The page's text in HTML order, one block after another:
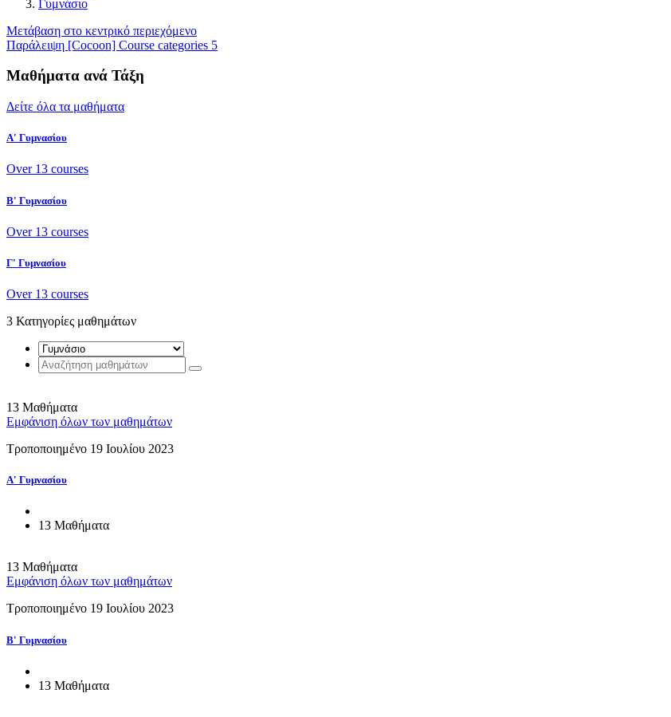
Γυμνάσιο
Μετάβαση στο κεντρικό περιεχόμενο
Παράλειψη [Cocoon] Course categories 5
Μαθήματα ανά Τάξη
Δείτε όλα τα μαθήματα
Α' Γυμνασίου
Over 13 courses
Β' Γυμνασίου
Over 13 courses
Γ' Γυμνασίου
Over 13 courses
3 Κατηγορίες μαθημάτων
13 Μαθήματα
Εμφάνιση όλων των μαθημάτων
Τροποποιημένο 19 Ιουλίου 2023
Α' Γυμνασίου
13 Μαθήματα
13 Μαθήματα
Εμφάνιση όλων των μαθημάτων
Τροποποιημένο 19 Ιουλίου 2023
Β' Γυμνασίου
13 Μαθήματα